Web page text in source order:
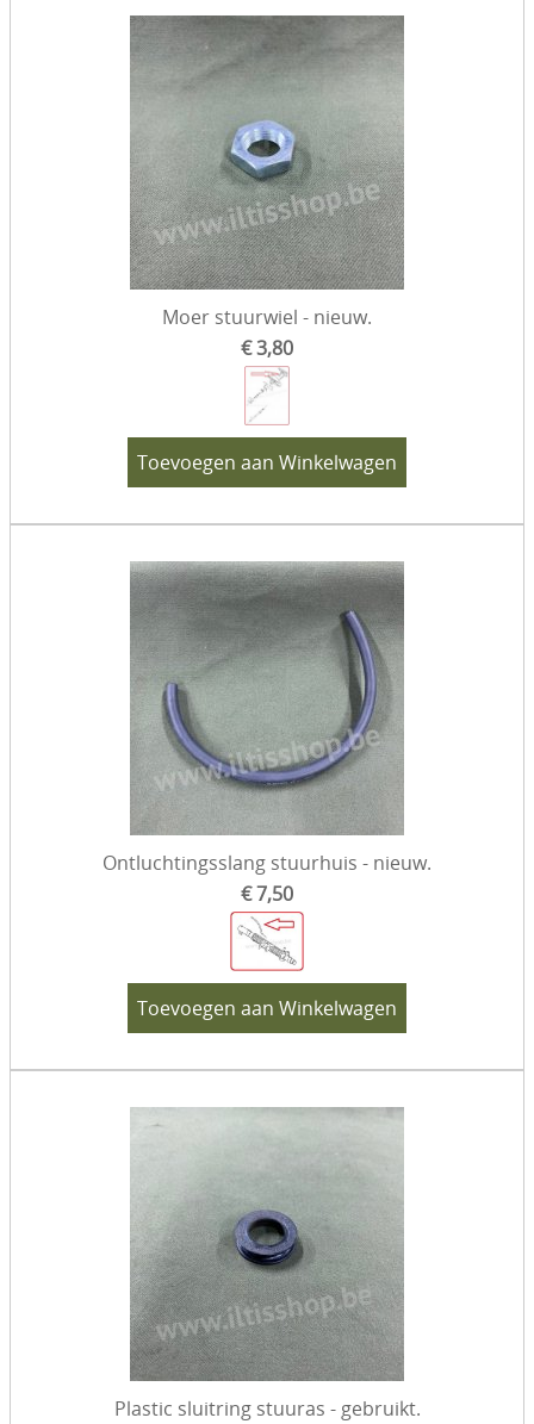
Moer stuurwiel - nieuw.
€ 3,80
Toevoegen aan Winkelwagen
Ontluchtingsslang stuurhuis - nieuw.
€ 7,50
Toevoegen aan Winkelwagen
Plastic sluitring stuuras - gebruikt.